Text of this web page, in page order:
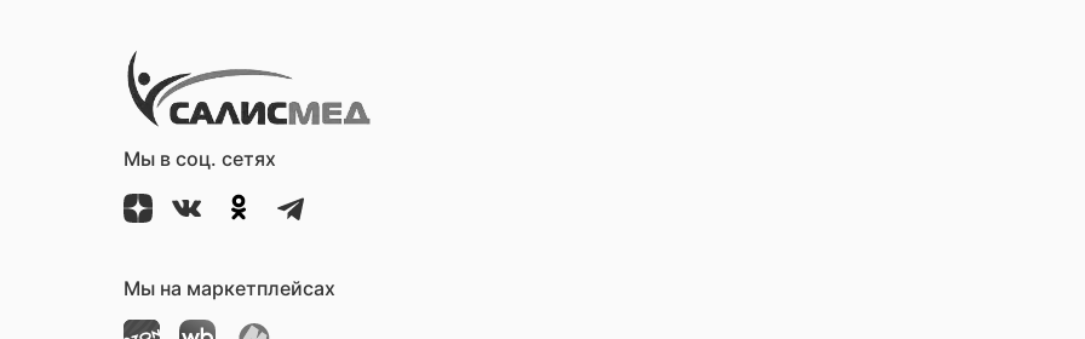
Мы в соц. сетях
Мы на маркетплейсах